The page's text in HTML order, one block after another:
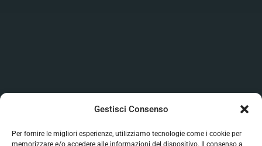
Gestisci Consenso
Per fornire le migliori esperienze, utilizziamo tecnologie come i cookie per
memorizzare e/o accedere alle informazioni del dispositivo. Il consenso a